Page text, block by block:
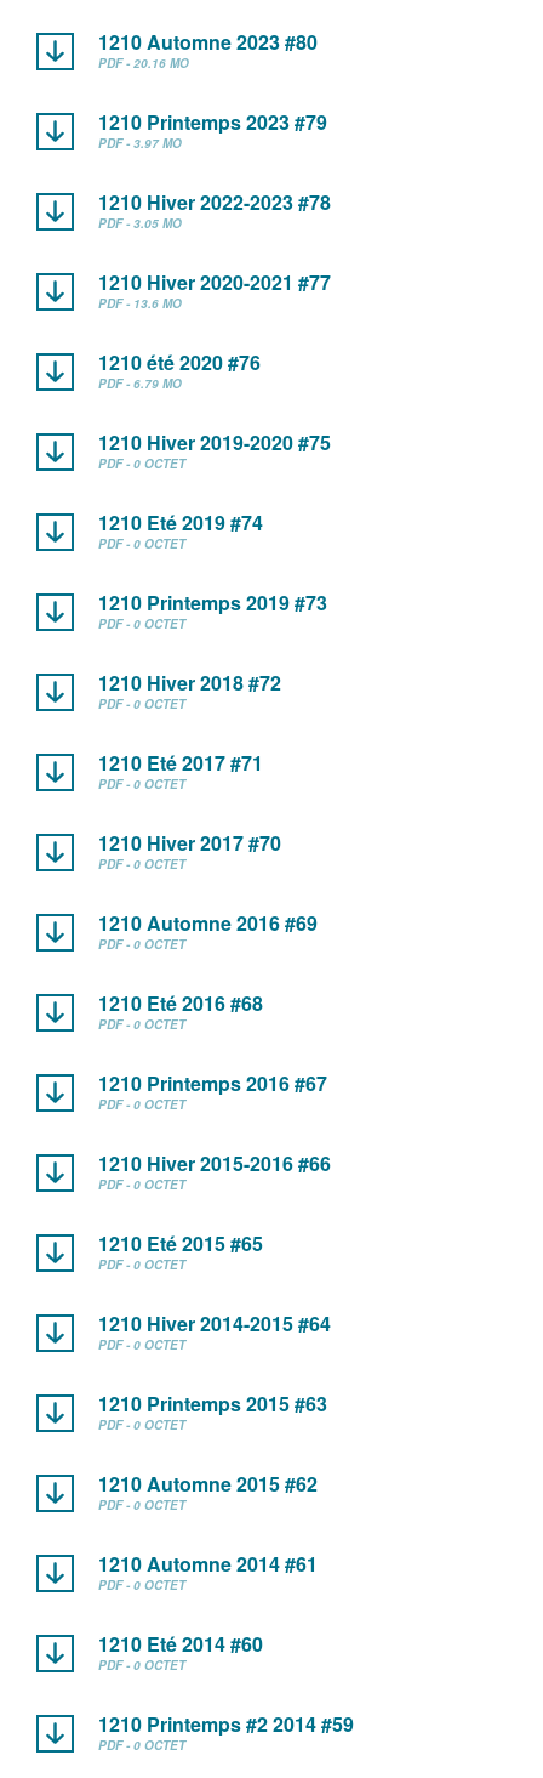
1210 Automne 2023 #80
PDF - 20.16 MO
1210 Printemps 2023 #79
PDF - 3.97 MO
1210 Hiver 2022-2023 #78
PDF - 3.05 MO
1210 Hiver 2020-2021 #77
PDF - 13.6 MO
1210 été 2020 #76
PDF - 6.79 MO
1210 Hiver 2019-2020 #75
PDF - 0 OCTET
1210 Eté 2019 #74
PDF - 0 OCTET
1210 Printemps 2019 #73
PDF - 0 OCTET
1210 Hiver 2018 #72
PDF - 0 OCTET
1210 Eté 2017 #71
PDF - 0 OCTET
1210 Hiver 2017 #70
PDF - 0 OCTET
1210 Automne 2016 #69
PDF - 0 OCTET
1210 Eté 2016 #68
PDF - 0 OCTET
1210 Printemps 2016 #67
PDF - 0 OCTET
1210 Hiver 2015-2016 #66
PDF - 0 OCTET
1210 Eté 2015 #65
PDF - 0 OCTET
1210 Hiver 2014-2015 #64
PDF - 0 OCTET
1210 Printemps 2015 #63
PDF - 0 OCTET
1210 Automne 2015 #62
PDF - 0 OCTET
1210 Automne 2014 #61
PDF - 0 OCTET
1210 Eté 2014 #60
PDF - 0 OCTET
1210 Printemps #2 2014 #59
PDF - 0 OCTET